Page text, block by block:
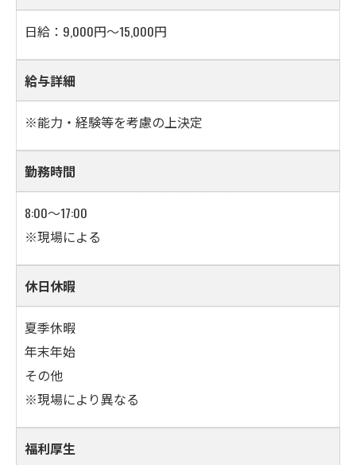
日給：9,000円～15,000円
給与詳細
※能力・経験等を考慮の上決定
勤務時間
8:00～17:00
※現場による
休日休暇
夏季休暇
年末年始
その他
※現場により異なる
福利厚生